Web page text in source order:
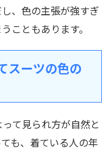
、色の主張が強すぎ
こともあります。
スーツの色の
て見られ方が自然と
も、着ている人の年